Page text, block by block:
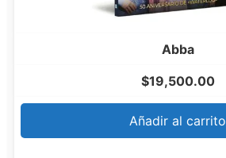
Abba
$19,500.00
Añadir al carrito